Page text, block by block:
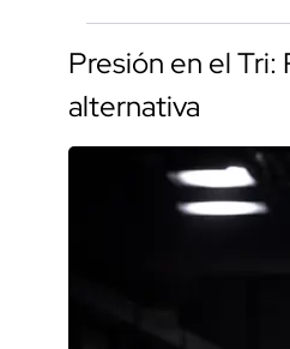
Presión en el Tri:
alternativa